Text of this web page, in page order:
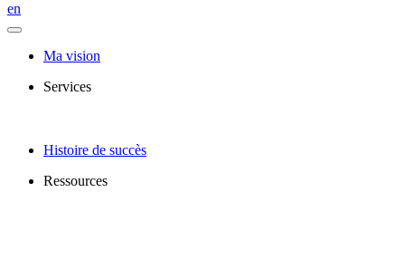
en
Ma vision
Services
Histoire de succès
Ressources